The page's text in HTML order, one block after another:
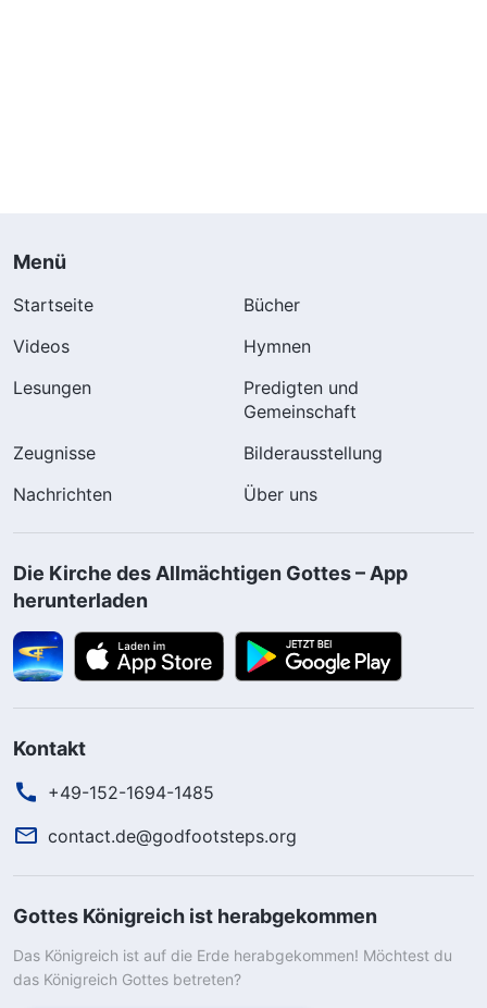
Menü
Startseite
Bücher
Videos
Hymnen
Lesungen
Predigten und
Gemeinschaft
Zeugnisse
Bilderausstellung
Nachrichten
Über uns
Die Kirche des Allmächtigen Gottes – App
herunterladen
Kontakt
+49-152-1694-1485
contact.de@godfootsteps.org
Gottes Königreich ist herabgekommen
Das Königreich ist auf die Erde herabgekommen! Möchtest du
das Königreich Gottes betreten?